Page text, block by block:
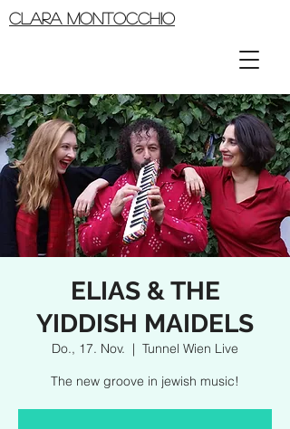
CLARA MONTOCCHIO
ELIAS & THE
YIDDISH MAIDELS
Do., 17. Nov.
  |
Tunnel Wien Live
The new groove in jewish music!